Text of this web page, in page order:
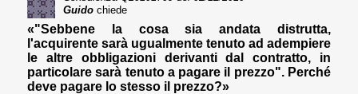
Guido chiede
«"Sebbene la cosa sia andata distrutta,
l'acquirente sarà ugualmente tenuto ad adempiere
le altre obbligazioni derivanti dal contratto, in
particolare sarà tenuto a pagare il prezzo". Perché
deve pagare lo stesso il prezzo?»